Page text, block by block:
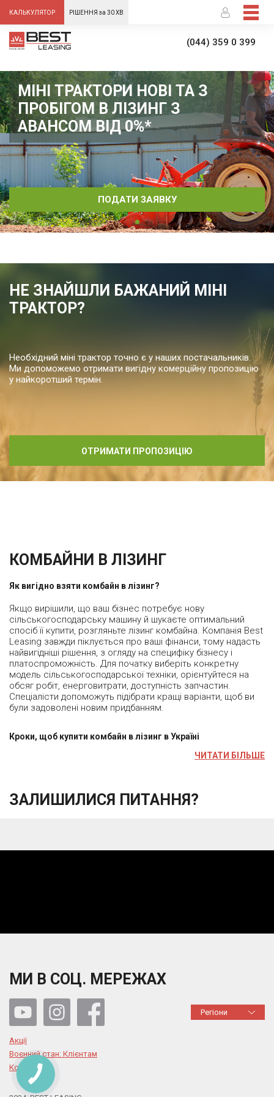
КАЛЬКУЛЯТОР РІШЕННЯ за 30 ХВ
(044) 359 0 399
МІНІ ТРАКТОРИ НОВІ ТА З
ПРОБІГОМ В ЛІЗИНГ З
АВАНСОМ ВІД 0%*
ПОДАТИ ЗАЯВКУ
НЕ ЗНАЙШЛИ БАЖАНИЙ МІНІ
ТРАКТОР?
Необхідний міні трактор точно є у наших постачальників.
Ми допоможемо отримати вигідну комерційну пропозицію
у найкоротший термін.
ОТРИМАТИ ПРОПОЗИЦІЮ
КОМБАЙНИ В ЛІЗИНГ
Як вигідно взяти комбайн в лізинг?
Якщо вирішили, що ваш бізнес потребує нову
сільськогосподарську машину й шукаєте оптимальний
спосіб її купити, розгляньте лізинг комбайна. Компанія Best
Leasing завжди піклується про ваші фінанси, тому надасть
найвигідніші рішення, з огляду на специфіку бізнесу і
платоспроможність. Для початку виберіть конкретну
модель сільськогосподарської техніки, орієнтуйтеся на
обсяг робіт, енерговитрати, доступність запчастин.
Спеціалісти допоможуть підібрати кращі варіанти, щоб ви
були задоволені новим придбанням.
Кроки, щоб купити комбайн в лізинг в Україні
ЧИТАТИ БІЛЬШЕ
ЗАЛИШИЛИСЯ ПИТАННЯ?
МИ В СОЦ. МЕРЕЖАХ
Регіони
Акції
Воєнний стан: Клієнтам
Контакти